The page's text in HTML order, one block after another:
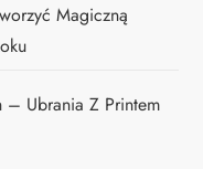
Magiczną
– Ubrania Z Printem